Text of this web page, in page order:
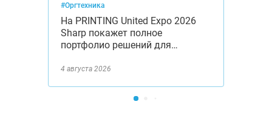
На PRINTING United Expo 2026
Sharp покажет полное
портфолио решений для…
4 августа 2026
#Оргтехника